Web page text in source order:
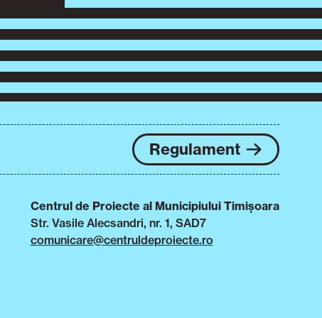
Regulament
Centrul de Proiecte al Municipiului Timișoara
Str. Vasile Alecsandri, nr. 1, SAD7
comunicare@centruldeproiecte.ro